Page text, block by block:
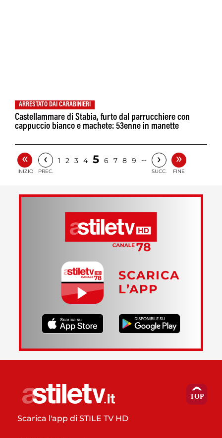
ARRESTATO DAI CARABINIERI
Castellammare di Stabia, furto dal parrucchiere con
cappuccio bianco e machete: 53enne in manette
«
INIZIO
‹
PREC.
1 2 3 4 5 6 7 8 9 … ›
SUCC.
»
FINE
SCARICA
L’APP
Scarica l'app di STILE TV HD